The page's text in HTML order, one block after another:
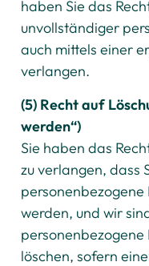
haben Sie das
unvollständiger
auch mittels einer
verlangen.
(5) Recht auf
werden“)
Sie haben das
zu verlangen, dass
werden, und wir
personenbezogene
löschen, sofern